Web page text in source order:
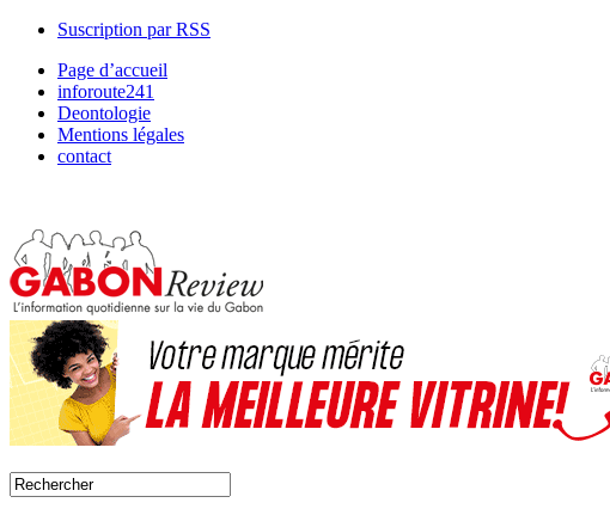
Suscription par RSS
Page d’accueil
inforoute241
Deontologie
Mentions légales
contact